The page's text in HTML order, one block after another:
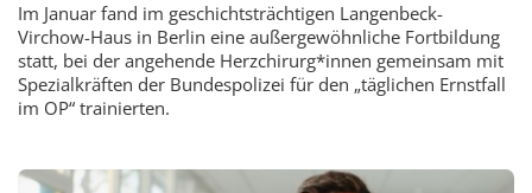
Im Januar fand im geschichtsträchtigen Langenbeck-
Virchow-Haus in Berlin eine außergewöhnliche Fortbildung
statt, bei der angehende Herzchirurg*innen gemeinsam mit
Spezialkräften der Bundespolizei für den „täglichen Ernstfall
im OP“ trainierten.